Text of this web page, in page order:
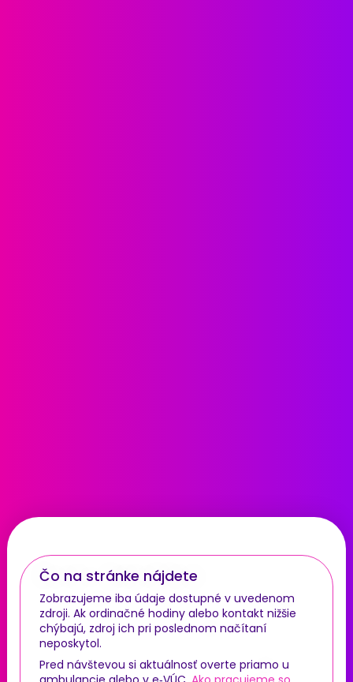
Čo na stránke nájdete
Zobrazujeme iba údaje dostupné v uvedenom
zdroji. Ak ordinačné hodiny alebo kontakt nižšie
chýbajú, zdroj ich pri poslednom načítaní
neposkytol.
Pred návštevou si aktuálnosť overte priamo u